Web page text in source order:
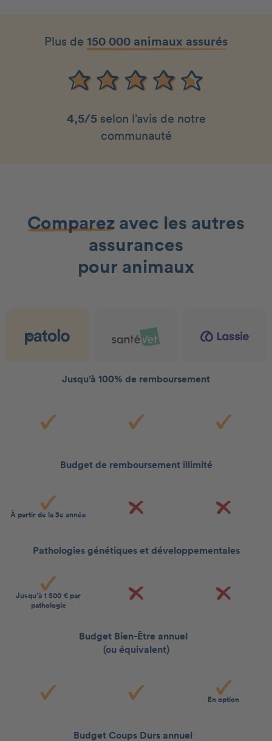
Plus de 150 000 animaux assurés
4,5/5selon l’avis de notre
communauté
Comparez avec les autres
assurances
pour animaux
Jusqu’à 100% de remboursement
Budget de remboursement illimité
À partir de la 3e année
Pathologies génétiques et développementales
Jusqu’à 1 500 € par
pathologie
Budget Bien-Être annuel
(ou équivalent)
En option
Budget Coups Durs annuel